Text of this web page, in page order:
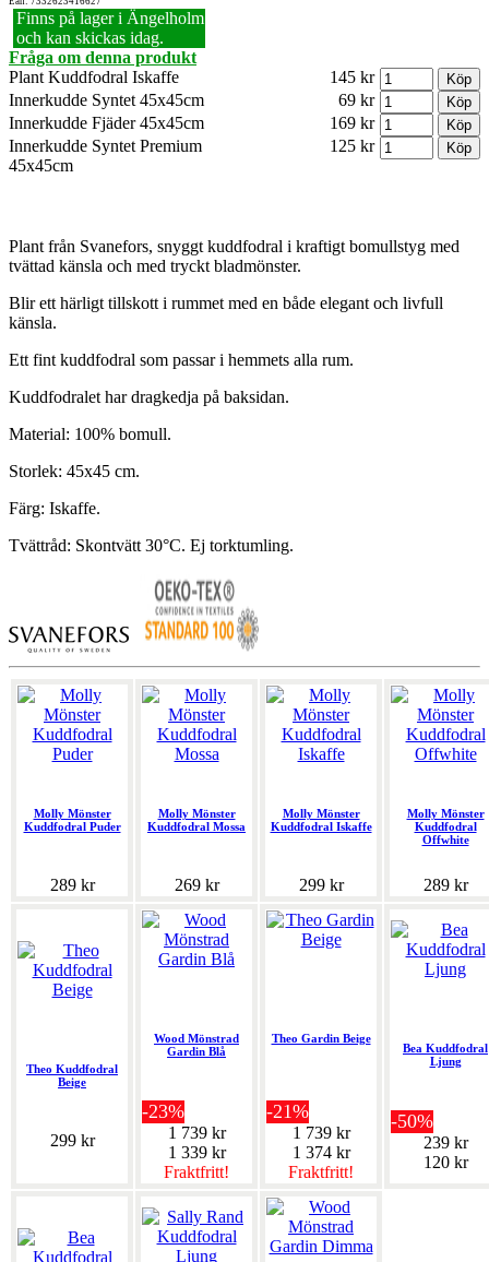
Finns på lager i Ängelholm
och kan skickas idag.
Fråga om denna produkt
Plant Kuddfodral Iskaffe
145 kr
Innerkudde Syntet 45x45cm
69 kr
Innerkudde Fjäder 45x45cm
169 kr
Innerkudde Syntet Premium
45x45cm
125 kr
Plant från Svanefors, snyggt kuddfodral i kraftigt bomullstyg med
tvättad känsla och med tryckt bladmönster.
Blir ett härligt tillskott i rummet med en både elegant och livfull
känsla.
Ett fint kuddfodral som passar i hemmets alla rum.
Kuddfodralet har dragkedja på baksidan.
Material: 100% bomull.
Storlek: 45x45 cm.
Färg: Iskaffe.
Tvättråd: Skontvätt 30°C. Ej torktumling.
Molly Mönster
Kuddfodral Puder
289 kr
Molly Mönster
Kuddfodral Mossa
269 kr
Molly Mönster
Kuddfodral Iskaffe
299 kr
Molly Mönster
Kuddfodral
Offwhite
289 kr
Theo Kuddfodral
Beige
299 kr
Wood Mönstrad
Gardin Blå
-23%
1 739 kr
1 339 kr
Fraktfritt!
Theo Gardin Beige
-21%
1 739 kr
1 374 kr
Fraktfritt!
Bea Kuddfodral
Ljung
-50%
239 kr
120 kr